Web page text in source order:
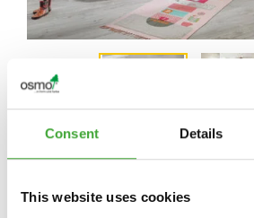
Consent Details
This website uses cookies
PARA OBTENER